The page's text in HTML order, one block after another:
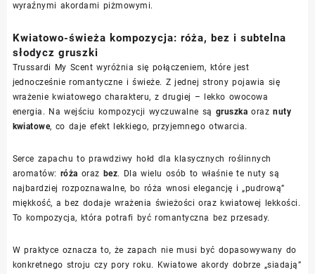
wyraźnymi akordami piżmowymi.
Kwiatowo-świeża kompozycja: róża, bez i subtelna
słodycz gruszki
Trussardi My Scent wyróżnia się połączeniem, które jest
jednocześnie romantyczne i świeże. Z jednej strony pojawia się
wrażenie kwiatowego charakteru, z drugiej – lekko owocowa
energia. Na wejściu kompozycji wyczuwalne są gruszka oraznuty
kwiatowe, co daje efekt lekkiego, przyjemnego otwarcia.
Serce zapachu to prawdziwy hołd dla klasycznych roślinnych
aromatów: róża oraz bez. Dla wielu osób to właśnie te nuty są
najbardziej rozpoznawalne, bo róża wnosi elegancję i „pudrową”
miękkość, a bez dodaje wrażenia świeżości oraz kwiatowej lekkości.
To kompozycja, która potrafi być romantyczna bez przesady.
W praktyce oznacza to, że zapach nie musi być dopasowywany do
konkretnego stroju czy pory roku. Kwiatowe akordy dobrze „siadają”